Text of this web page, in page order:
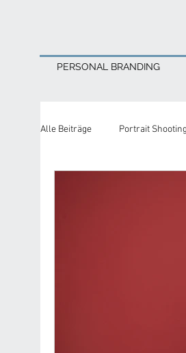
PERSONAL BRANDING
Alle Beiträge Portrait